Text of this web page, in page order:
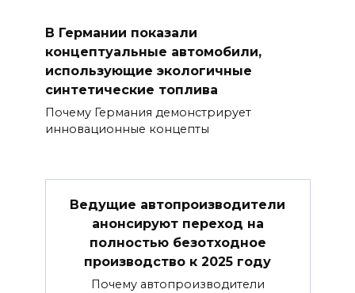
В Германии показали
концептуальные автомобили,
использующие экологичные
синтетические топлива
Почему Германия демонстрирует
инновационные концепты
Ведущие автопроизводители
анонсируют переход на
полностью безотходное
производство к 2025 году
Почему автопроизводители